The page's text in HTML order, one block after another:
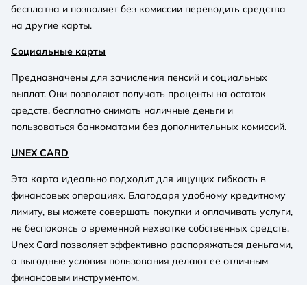
бесплатна и позволяет без комиссии переводить средства
на другие карты.
Социальные карты
Предназначены для зачисления пенсий и социальных
выплат. Они позволяют получать проценты на остаток
средств, бесплатно снимать наличные деньги и
пользоваться банкоматами без дополнительных комиссий.
UNEX CARD
Эта карта идеально подходит для ищущих гибкость в
финансовых операциях. Благодаря удобному кредитному
лимиту, вы можете совершать покупки и оплачивать услуги,
не беспокоясь о временной нехватке собственных средств.
Unex Card позволяет эффективно распоряжаться деньгами,
а выгодные условия пользования делают ее отличным
финансовым инструментом.